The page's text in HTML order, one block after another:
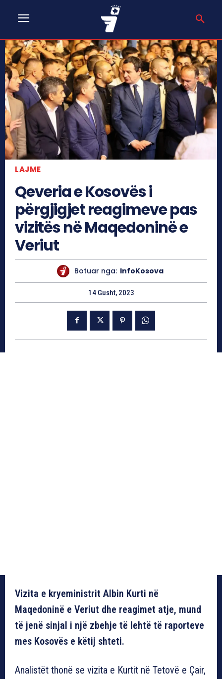
LAJME
Qeveria e Kosovës i
përgjigjet reagimeve pas
vizitës në Maqedoninë e
Veriut
Botuar nga: InfoKosova
14 Gusht, 2023
Vizita e kryeministrit Albin Kurti në
Maqedoninë e Veriut dhe reagimet atje, mund
të jenë sinjal i një zbehje të lehtë të raporteve
mes Kosovës e këtij shteti.
Analistët thonë se vizita e Kurtit në Tetovë e Çair,